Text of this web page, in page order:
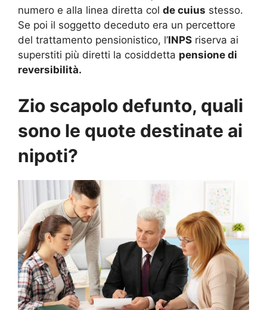
numero e alla linea diretta col de cuius stesso.
Se poi il soggetto deceduto era un percettore
del trattamento pensionistico, l’INPS riserva ai
superstiti più diretti la cosiddetta pensione di
reversibilità.
Zio scapolo defunto, quali
sono le quote destinate ai
nipoti?